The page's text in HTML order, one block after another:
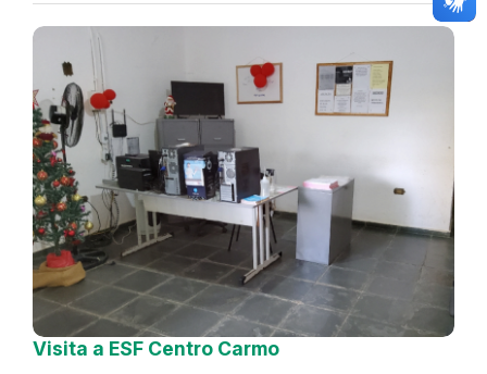
Visita a ESF Centro Carmo